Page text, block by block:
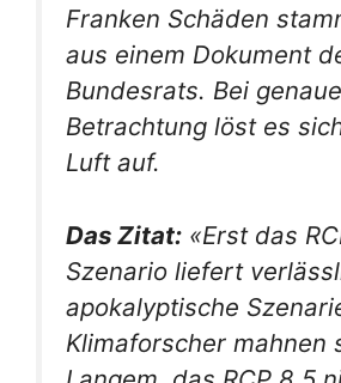
Franken Schäden
aus einem Dokument
Bundesrats. Bei
Betrachtung löst es
Luft auf.
Das Zitat: «Erst das
Szenario liefert
apokalyptische
Klimaforscher mahnen